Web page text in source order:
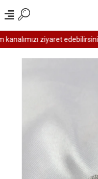
ziyaret edebilirsiniz